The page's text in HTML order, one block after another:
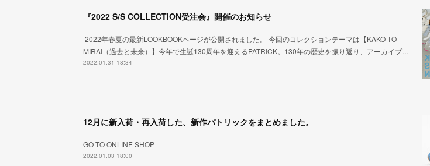
『2022 S/S COLLECTION受注会』開催のお知らせ
2022年春夏の最新LOOKBOOKページが公開されました。 今回のコレクションテーマは【KAKO TO
MIRAI（過去と未来）】今年で生誕130周年を迎えるPATRICK。130年の歴史を振り返り、アーカイブ…
2022.01.31 18:34
12月に新入荷・再入荷した、新作パトリックをまとめました。
GO TO ONLINE SHOP
2022.01.03 18:00